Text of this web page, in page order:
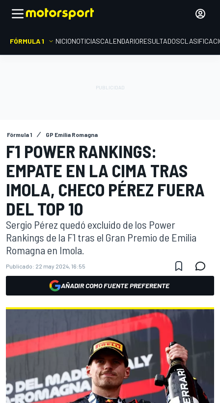
FÓRMULA 1 INICIONOTICIASCALENDARIORESULTADOS
Fórmula 1 GP Emilia Romagna
F1 POWER RANKINGS:
EMPATE EN LA CIMA TRAS
IMOLA, CHECO PÉREZ FUERA
DEL TOP 10
Sergio Pérez quedó excluido de los Power
Rankings de la F1 tras el Gran Premio de Emilia
Romagna en Imola.
Publicado: 22 may 2024, 16:55
AÑADIR COMO FUENTE PREFERENTE